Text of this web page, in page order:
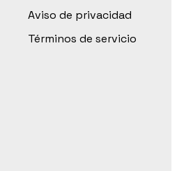
Aviso de privacidad
Términos de servicio